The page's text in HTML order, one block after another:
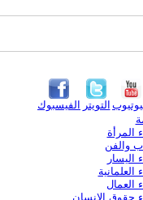
الفيسبوك التويتر
المرأة
والفن
اليسار
العلمانية
العمال
حقوق الإنسان